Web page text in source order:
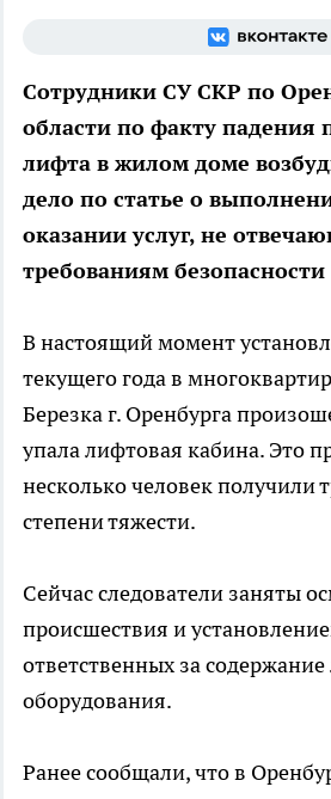
Сотрудники СУ СКР по
области по факту падения
лифта в жилом доме
дело по статье о
оказании услуг, не
требованиям безопасности
В настоящий момент
текущего года в
Березка г. Оренбурга
упала лифтовая кабина. Это
несколько человек получили
степени тяжести.
Сейчас следователи заняты
происшествия и
ответственных за
оборудования.
Ранее сообщали, что в